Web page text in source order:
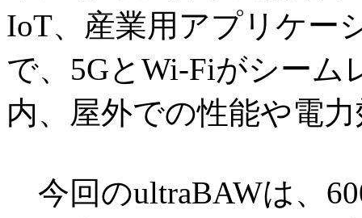
IoT、産業用アプリケー
で、5GとWi-Fiがシー
内、屋外での性能や電
今回のultraBAWは、